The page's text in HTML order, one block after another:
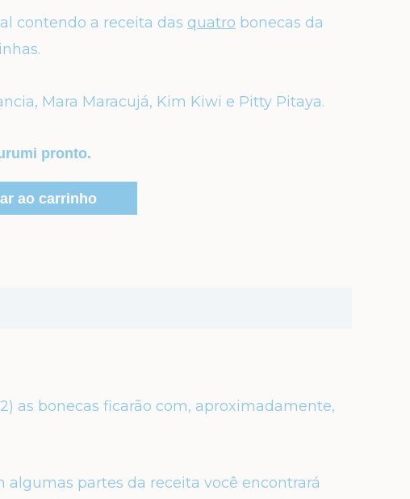
contendo a receita das quatro bonecas da
Mara Maracujá, Kim Kiwi e Pitty Pitaya.
pronto.
ao carrinho
as bonecas ficarão com, aproximadamente,
algumas partes da receita você encontrará